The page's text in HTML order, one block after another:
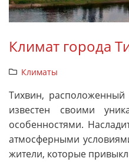
Климат города
Климаты
Тихвин, расположенный
известен своими
особенностями.
атмосферными
жители, которые